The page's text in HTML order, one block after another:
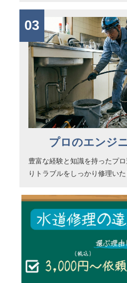
03
プロのエンジ
豊富な経験と知識を持ったプ
りトラブルをしっかり修理いた